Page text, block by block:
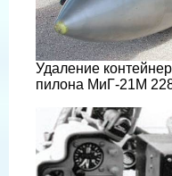
Удаление
пилона МиГ-21М